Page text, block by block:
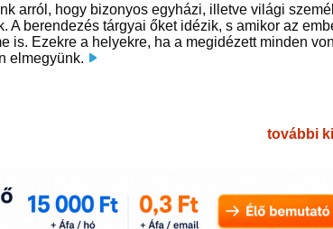
arról, hogy bizonyos egyházi, illetve világi
A berendezés tárgyai őket idézik, s amikor az
is. Ezekre a helyekre, ha a megidézett minden
elmegyünk.
további